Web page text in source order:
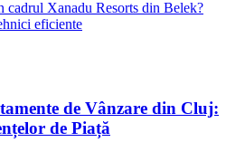
cadrul Xanadu Resorts din Belek?
eficiente
de Vânzare din Cluj:
de Piață